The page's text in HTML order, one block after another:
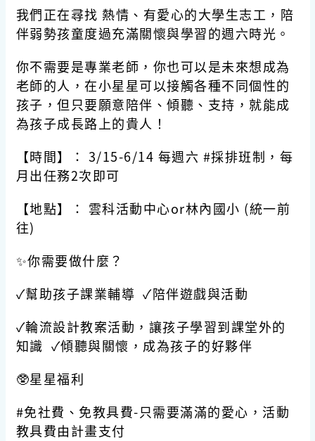
我們正在尋找 熱情、有愛心的大學生志工，陪
伴弱勢孩童度過充滿關懷與學習的週六時光。
你不需要是專業老師，你也可以是未來想成為
老師的人，在小星星可以接觸各種不同個性的
孩子，但只要願意陪伴、傾聽、支持，就能成
為孩子成長路上的貴人！
【時間】： 3/15-6/14 每週六 #採排班制，每
月出任務2次即可
【地點】： 雲科活動中心or林內國小 (統一前
往)
✨你需要做什麼？
✓幫助孩子課業輔導 ✓陪伴遊戲與活動
✓輪流設計教案活動，讓孩子學習到課堂外的
知識 ✓傾聽與關懷，成為孩子的好夥伴
🥸星星福利
#免社費、免教具費-只需要滿滿的愛心，活動
教具費由計畫支付